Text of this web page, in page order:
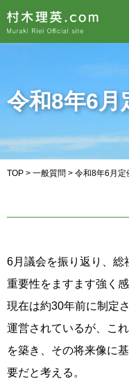
令和8年6月
TOP > 一般質問 > 令和8年6月定
6月議会を振り返り、総
重要性をますます強く感
現在は約30年前に制定
運営されているが、こ
を築き、その将来像に
要だと考える。